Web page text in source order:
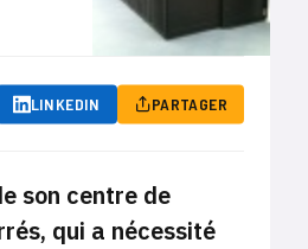
LINKEDIN PARTAGER
son centre de
qui a nécessité